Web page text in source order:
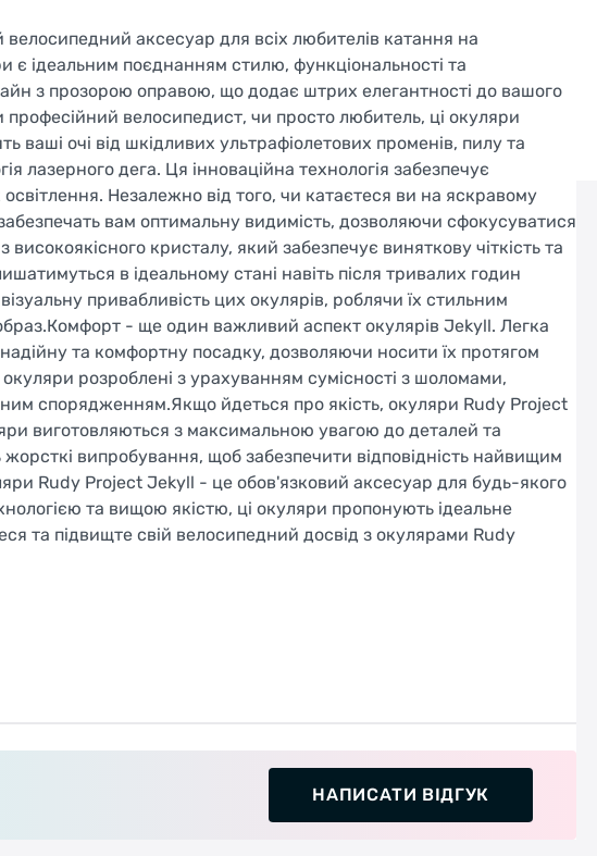
аксесуар для всіх любителів катання на
є ідеальним поєднанням стилю, функціональності та
з прозорою оправою, що додає штрих елегантності до вашого
велосипедист, чи просто любитель, ці окуляри
ваші очі від шкідливих ультрафіолетових променів, пилу та
лазерного дега. Ця інноваційна технологія забезпечує
Незалежно від того, чи катаєтеся ви на яскравому
вам оптимальну видимість, дозволяючи сфокусуватися
кристалу, який забезпечує виняткову чіткість та
в ідеальному стані навіть після тривалих годин
привабливість цих окулярів, роблячи їх стильним
- ще один важливий аспект окулярів Jekyll. Легка
та комфортну посадку, дозволяючи носити їх протягом
розроблені з урахуванням сумісності з шоломами,
спорядженням.Якщо йдеться про якість, окуляри Rudy Project
виготовляються з максимальною увагою до деталей та
випробування, щоб забезпечити відповідність найвищим
Rudy Project Jekyll - це обов'язковий аксесуар для будь-якого
та вищою якістю, ці окуляри пропонують ідеальне
та підвищте свій велосипедний досвід з окулярами Rudy
НАПИСАТИ ВІДГУК